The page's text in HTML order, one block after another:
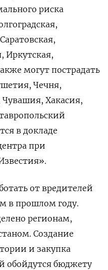
риска
Иркутская,
могут пострадать
Чечня,
Чувашия, Хакасия,
в докладе
при
от вредителей
в прошлом году.
регионам,
Создание
и закупка
обойдутся бюджету